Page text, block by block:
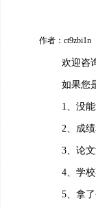
作者：ct9zbi1n
欢迎咨
如果您
1、没
2、成
3、论
4、学
5、拿